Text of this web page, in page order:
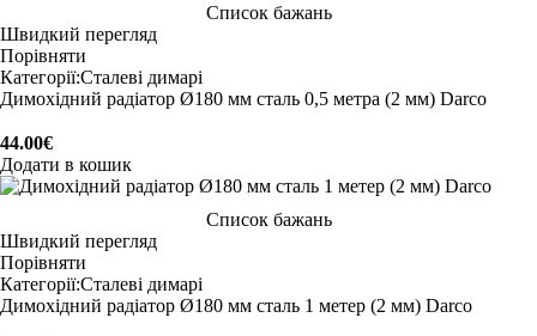
Список бажань
Швидкий перегляд
Порівняти
Категорії:Сталеві димарі
Димохідний радіатор Ø180 мм сталь 0,5 метра (2 мм) Darco
44.00€
Додати в кошик
Список бажань
Швидкий перегляд
Порівняти
Категорії:Сталеві димарі
Димохідний радіатор Ø180 мм сталь 1 метер (2 мм) Darco